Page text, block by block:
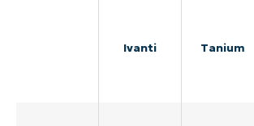
Ivanti Tanium